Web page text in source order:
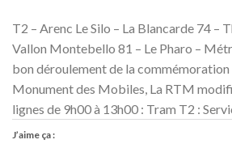
T2 – Arenc Le Silo – La Blancarde 74 –
Vallon Montebello 81 – Le Pharo –
bon déroulement de la commémoration
Monument des Mobiles, La RTM
lignes de 9h00 à 13h00 : Tram T2 :
J’aime ça :